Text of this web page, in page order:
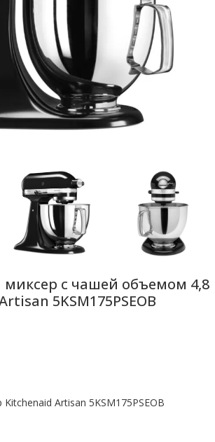
с чашей объемом 4,8
5KSM175PSEOB
Artisan 5KSM175PSEOB